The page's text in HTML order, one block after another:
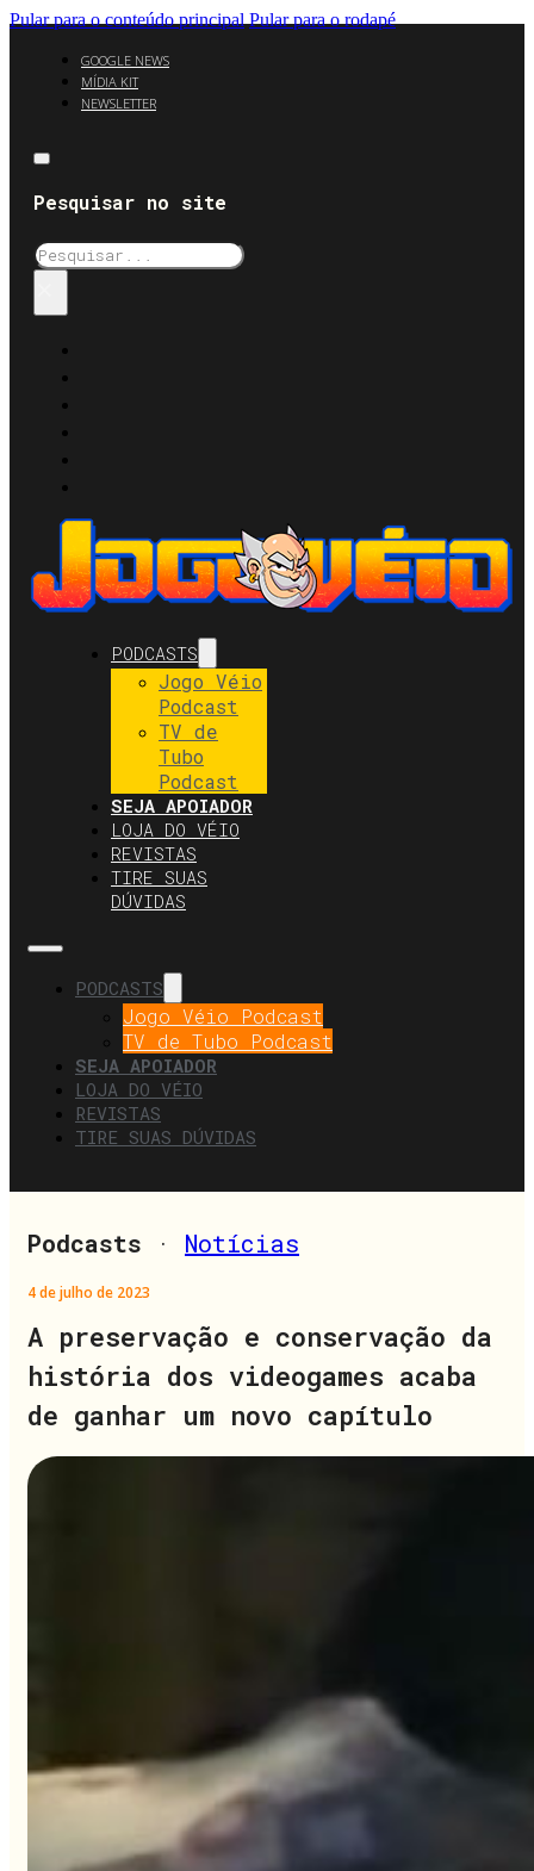
Pular para o conteúdo principal Pular para o rodapé
GOOGLE NEWS
MÍDIA KIT
NEWSLETTER
Pesquisar no site
Pesquisar
PODCASTS
Jogo Véio
Podcast
TV de
Tubo
Podcast
SEJA APOIADOR
LOJA DO VÉIO
REVISTAS
TIRE SUAS
DÚVIDAS
PODCASTS
Jogo Véio Podcast
TV de Tubo Podcast
SEJA APOIADOR
LOJA DO VÉIO
REVISTAS
TIRE SUAS DÚVIDAS
Podcasts · Notícias
4 de julho de 2023
A preservação e conservação da
história dos videogames acaba
de ganhar um novo capítulo